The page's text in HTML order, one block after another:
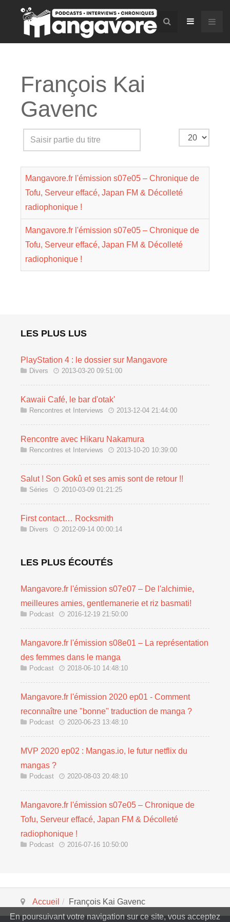
François Kai
Gavenc
Saisir
partie
titre
Affichage
Mangavore.fr l'émission s07e05 – Chronique de
Tofu, Serveur effacé, Japan FM & Décolleté
radiophonique !
Mangavore.fr l'émission s07e05 – Chronique de
Tofu, Serveur effacé, Japan FM & Décolleté
radiophonique !
LES PLUS LUS
PlayStation 4 : le dossier sur Mangavore
Divers 2013-03-20 09:51:00
Kawaii Café, le bar d'otak'
Rencontres et Interviews 2013-12-04 21:44:00
Rencontre avec Hikaru Nakamura
Rencontres et Interviews 2013-10-20 10:39:00
Salut ! Son Gokû et ses amis sont de retour !!
Séries 2010-03-09 01:21:25
First contact… Rocksmith
Divers 2012-09-14 00:00:14
LES PLUS ÉCOUTÉS
Mangavore.fr l'émission s07e07 – De l'alchimie,
meilleures amies, gentlemanerie et riz basmati!
Podcast 2016-12-19 21:50:00
Mangavore.fr l'émission s08e01 – La représentation
des femmes dans le manga
Podcast 2018-06-10 14:48:10
Mangavore.fr l'émission 2020 ep01 - Comment
reconnaître une "bonne" traduction de manga ?
Podcast 2020-06-23 13:48:10
MVP 2020 ep02 : Mangas.io, le futur netflix du
mangas ?
Podcast 2020-08-03 20:48:10
Mangavore.fr l'émission s07e05 – Chronique de
Tofu, Serveur effacé, Japan FM & Décolleté
radiophonique !
Podcast 2016-07-16 10:50:00
Accueil
François Kai Gavenc
En poursuivant votre navigation sur ce site, vous acceptez